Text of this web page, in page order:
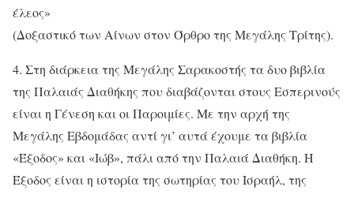
έλεος»
(Δοξαστικό των Αίνων στον Όρθρο της Μεγάλης Τρίτης).
4. Στη διάρκεια της Μεγάλης Σαρακοστής τα δυο βιβλία
της Παλαιάς Διαθήκης που διαβάζονται στους Εσπερινούς
είναι η Γένεση και οι Παροιμίες. Με την αρχή της
Μεγάλης Εβδομάδας αντί γι’ αυτά έχουμε τα βιβλία
«Έξοδος» και «Ιώβ», πάλι από την Παλαιά Διαθήκη. Η
Έξοδος είναι η ιστορία της σωτηρίας του Ισραήλ, της